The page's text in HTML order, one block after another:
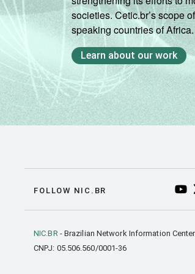
Fonte: CGI.br/
tecnologias de
societies. Cetic.br’s scope
speaking countries of Africa.
Learn about our work
FOLLOW NIC.BR
NIC.BR- Brazilian Network Information Center
CNPJ: 05.506.560/0001-36